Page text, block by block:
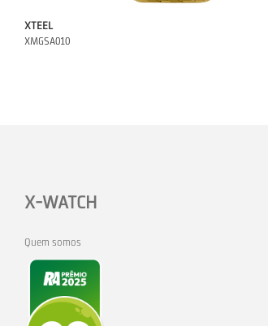
XTEEL
XMGSA010
X-WATCH
Quem somos